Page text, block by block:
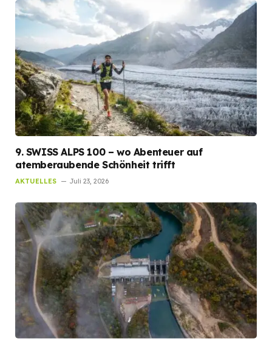
9. SWISS ALPS 100 – wo Abenteuer auf
atemberaubende Schönheit trifft
AKTUELLES Juli 23, 2026